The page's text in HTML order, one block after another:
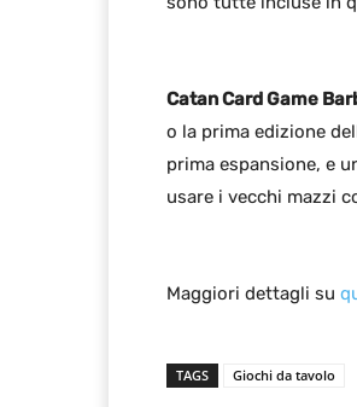
Catan Card Game
o la prima edizione
prima espansione, e
usare i vecchi mazzi
Maggiori dettagli su
TAGS Giochi da tavolo